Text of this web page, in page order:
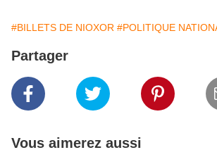
#BILLETS DE NIOXOR #POLITIQUE
Partager
Vous aimerez aussi